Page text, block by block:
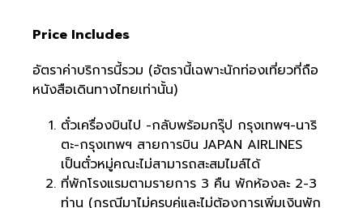
Price Includes
อัตราค่าบริการนี้รวม (อัตรานี้เฉพาะนักท่องเที่ยวที่ถือ
หนังสือเดินทางไทยเท่านั้น)
ตั๋วเครื่องบินไป -กลับพร้อมกรุ๊ป กรุงเทพฯ-นาริ
ตะ-กรุงเทพฯ สายการบิน JAPAN AIRLINES
เป็นตั๋วหมู่คณะไม่สามารถสะสมไมล์ได้
ที่พักโรงแรมตามรายการ 3 คืน พักห้องละ 2-3
ท่าน (กรณีมาไม่ครบคู่และไม่ต้องการเพิ่มเงินพัก